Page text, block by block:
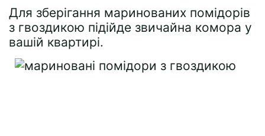
Для зберігання маринованих помідорів
з гвоздикою підійде звичайна комора у
вашій квартирі.